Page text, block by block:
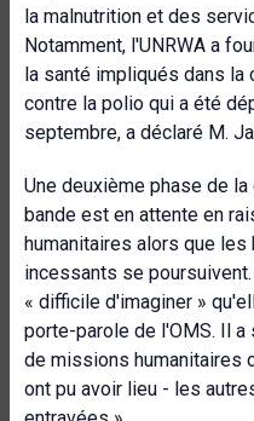
la malnutrition et des
Notamment, l'UNRWA a
la santé impliqués dans la
contre la polio qui a été
septembre, a déclaré M.
Une deuxième phase de
bande est en attente en
humanitaires alors que
incessants se
« difficile d'imaginer »
porte-parole de l'OMS. Il
de missions humanitaires
ont pu avoir lieu - les